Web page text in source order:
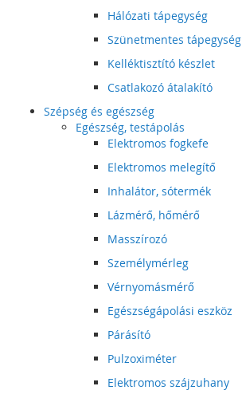
Hálózati tápegység
Szünetmentes tápegység
Kelléktisztító készlet
Csatlakozó átalakító
Szépség és egészség
Egészség, testápolás
Elektromos fogkefe
Elektromos melegítő
Inhalátor, sótermék
Lázmérő, hőmérő
Masszírozó
Személymérleg
Vérnyomásmérő
Egészségápolási eszköz
Párásító
Pulzoximéter
Elektromos szájzuhany